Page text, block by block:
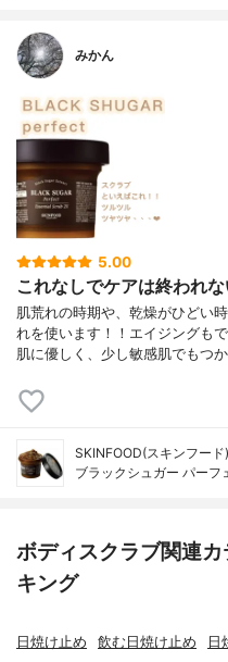
みかん
5.00
これなしでケアは終われな
肌荒れの時期や、乾燥がひどい
れを使います！！エイジングも
肌に優しく、少し敏感肌でもつ
SKINFOOD(スキンフード)
ブラックシュガー パーフ
ボディスクラブ関連
キング
日焼け止め 飲む日焼け止め 日